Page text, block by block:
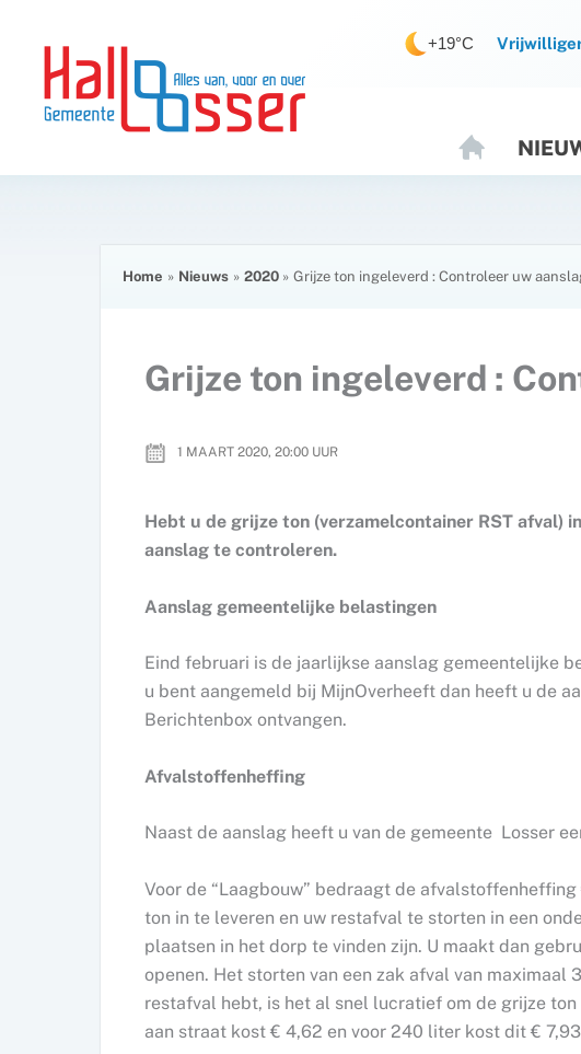
inhoud
inhoud
+19°C
O
M
Home Nieuws 2020 Grijze ton ingeleverd : Controleer uw
Grijze ton ingeleverd :
1 MAART 2020, 20:00 UUR
Hebt u de grijze ton (verzamelcontainer RST afval)
aanslag te controleren.
Aanslag gemeentelijke belastingen
Eind februari is de jaarlijkse aanslag gemeentelijke
u bent aangemeld bij MijnOverheeft dan heeft u de
Berichtenbox ontvangen.
Afvalstoffenheffing
Naast de aanslag heeft u van de gemeente Losser
Voor de “Laagbouw” bedraagt de
ton in te leveren en uw restafval te storten in een
plaatsen in het dorp te vinden zijn. U maakt dan
openen. Het storten van een zak afval van
restafval hebt, is het al snel lucratief om de grijze
aan straat kost € 4,62 en voor 240 liter kost dit €